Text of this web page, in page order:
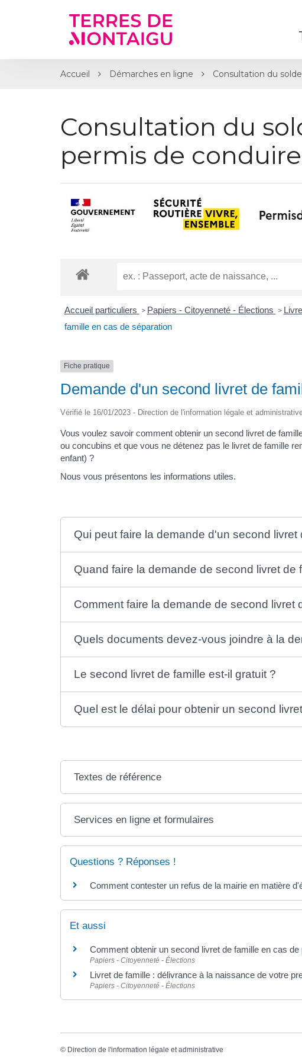
Accueil Démarches en ligne Consultation du
Consultation du
permis de conduire
Accueil particuliers > Papiers - Citoyenneté - Élections >
famille en cas de séparation
Fiche pratique
Demande d'un second livret de
Vérifié le 16/01/2023 - Direction de l'information légale et
Vous voulez savoir comment obtenir un second livret de
ou concubins et que vous ne détenez pas le livret de famille
enfant) ?
Nous vous présentons les informations utiles.
Qui peut faire la demande d'un second livret
Quand faire la demande de second livret de
Comment faire la demande de second livret
Quels documents devez-vous joindre à la
Le second livret de famille est-il gratuit ?
Quel est le délai pour obtenir un second
Textes de référence
Services en ligne et formulaires
Questions ? Réponses !
Comment contester un refus de la mairie en matière
Et aussi
Comment obtenir un second livret de famille en cas
Papiers - Citoyenneté - Élections
Livret de famille : délivrance à la naissance de votre
Papiers - Citoyenneté - Élections
© Direction de l'information légale et administrative